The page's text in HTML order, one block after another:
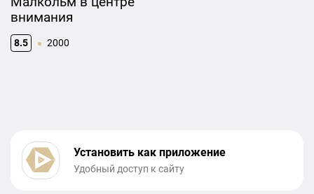
внимания
8.5 2000
Установить как приложение
Удобный доступ к сайту